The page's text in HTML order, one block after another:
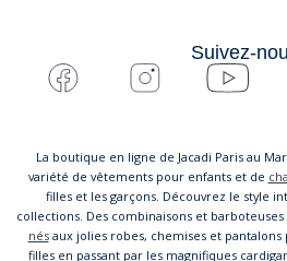
Suivez-
La boutique en ligne de Jacadi Paris au
variété de vêtements pour enfants et de
filles et les garçons. Découvrez le style
collections. Des combinaisons et
nésaux jolies robes, chemises et pantalons
filles en passant par les magnifiques